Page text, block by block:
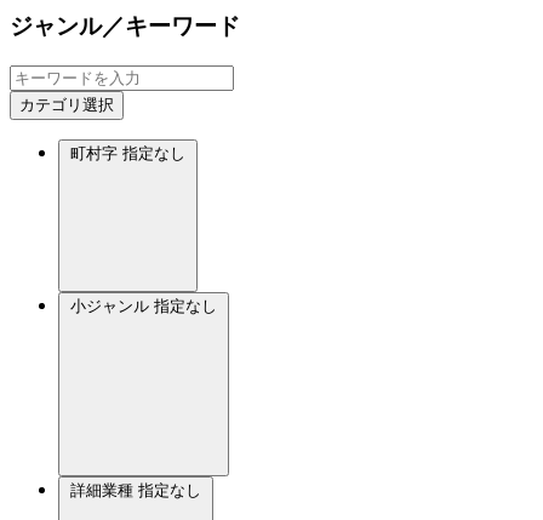
ジャンル／キーワード
カテゴリ選択
町村字 指定なし
小ジャンル 指定なし
詳細業種 指定なし